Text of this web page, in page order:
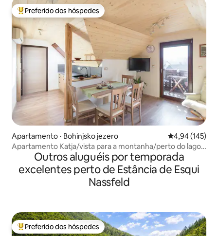
Entre os melhores preferidos dos hóspedes
Preferido dos hóspedes
Apartamento ⋅ Bohinjsko jezero 4,94 de uma
4,94 (145)
Apartamento Katja/vista para a montanha/perto do lago
Outros aluguéis por temporada
excelentes perto de Estância de Esqui
Nassfeld
Entre os melhores preferidos dos hóspedes
Preferido dos hóspedes